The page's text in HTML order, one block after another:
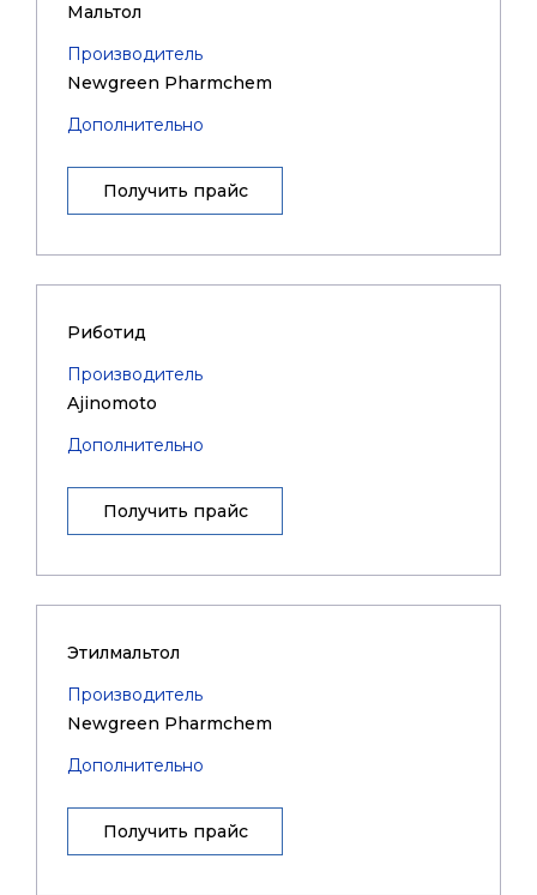
Мальтол
Производитель
Newgreen Pharmchem
Дополнительно
Получить прайс
Риботид
Производитель
Ajinomoto
Дополнительно
Получить прайс
Этилмальтол
Производитель
Newgreen Pharmchem
Дополнительно
Получить прайс